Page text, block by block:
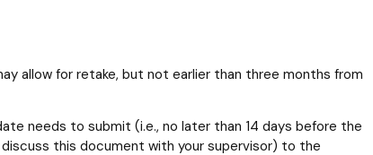
allow for retake, but not earlier than three months from
needs to submit (i.e., no later than 14 days before the
this document with your supervisor) to the